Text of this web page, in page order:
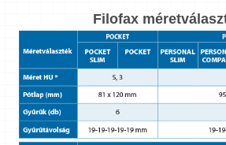
Filofax